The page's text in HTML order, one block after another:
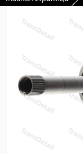
Гарантия